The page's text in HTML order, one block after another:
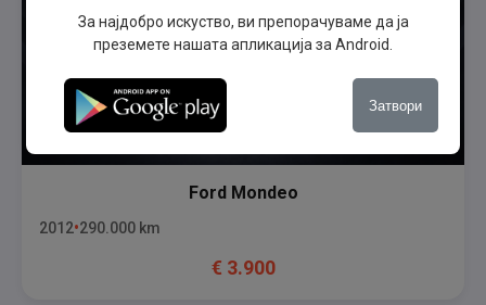
Ford Mondeo
2012 290.000 km
€ 3.900
За најдобро искуство, ви препорачуваме да ја
преземете нашата апликација за Android.
Затвори